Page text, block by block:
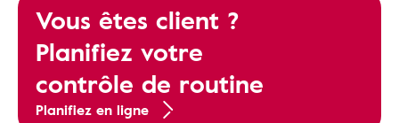
Vous êtes client ?
Planifiez votre
contrôle de routine
Planifiez en ligne